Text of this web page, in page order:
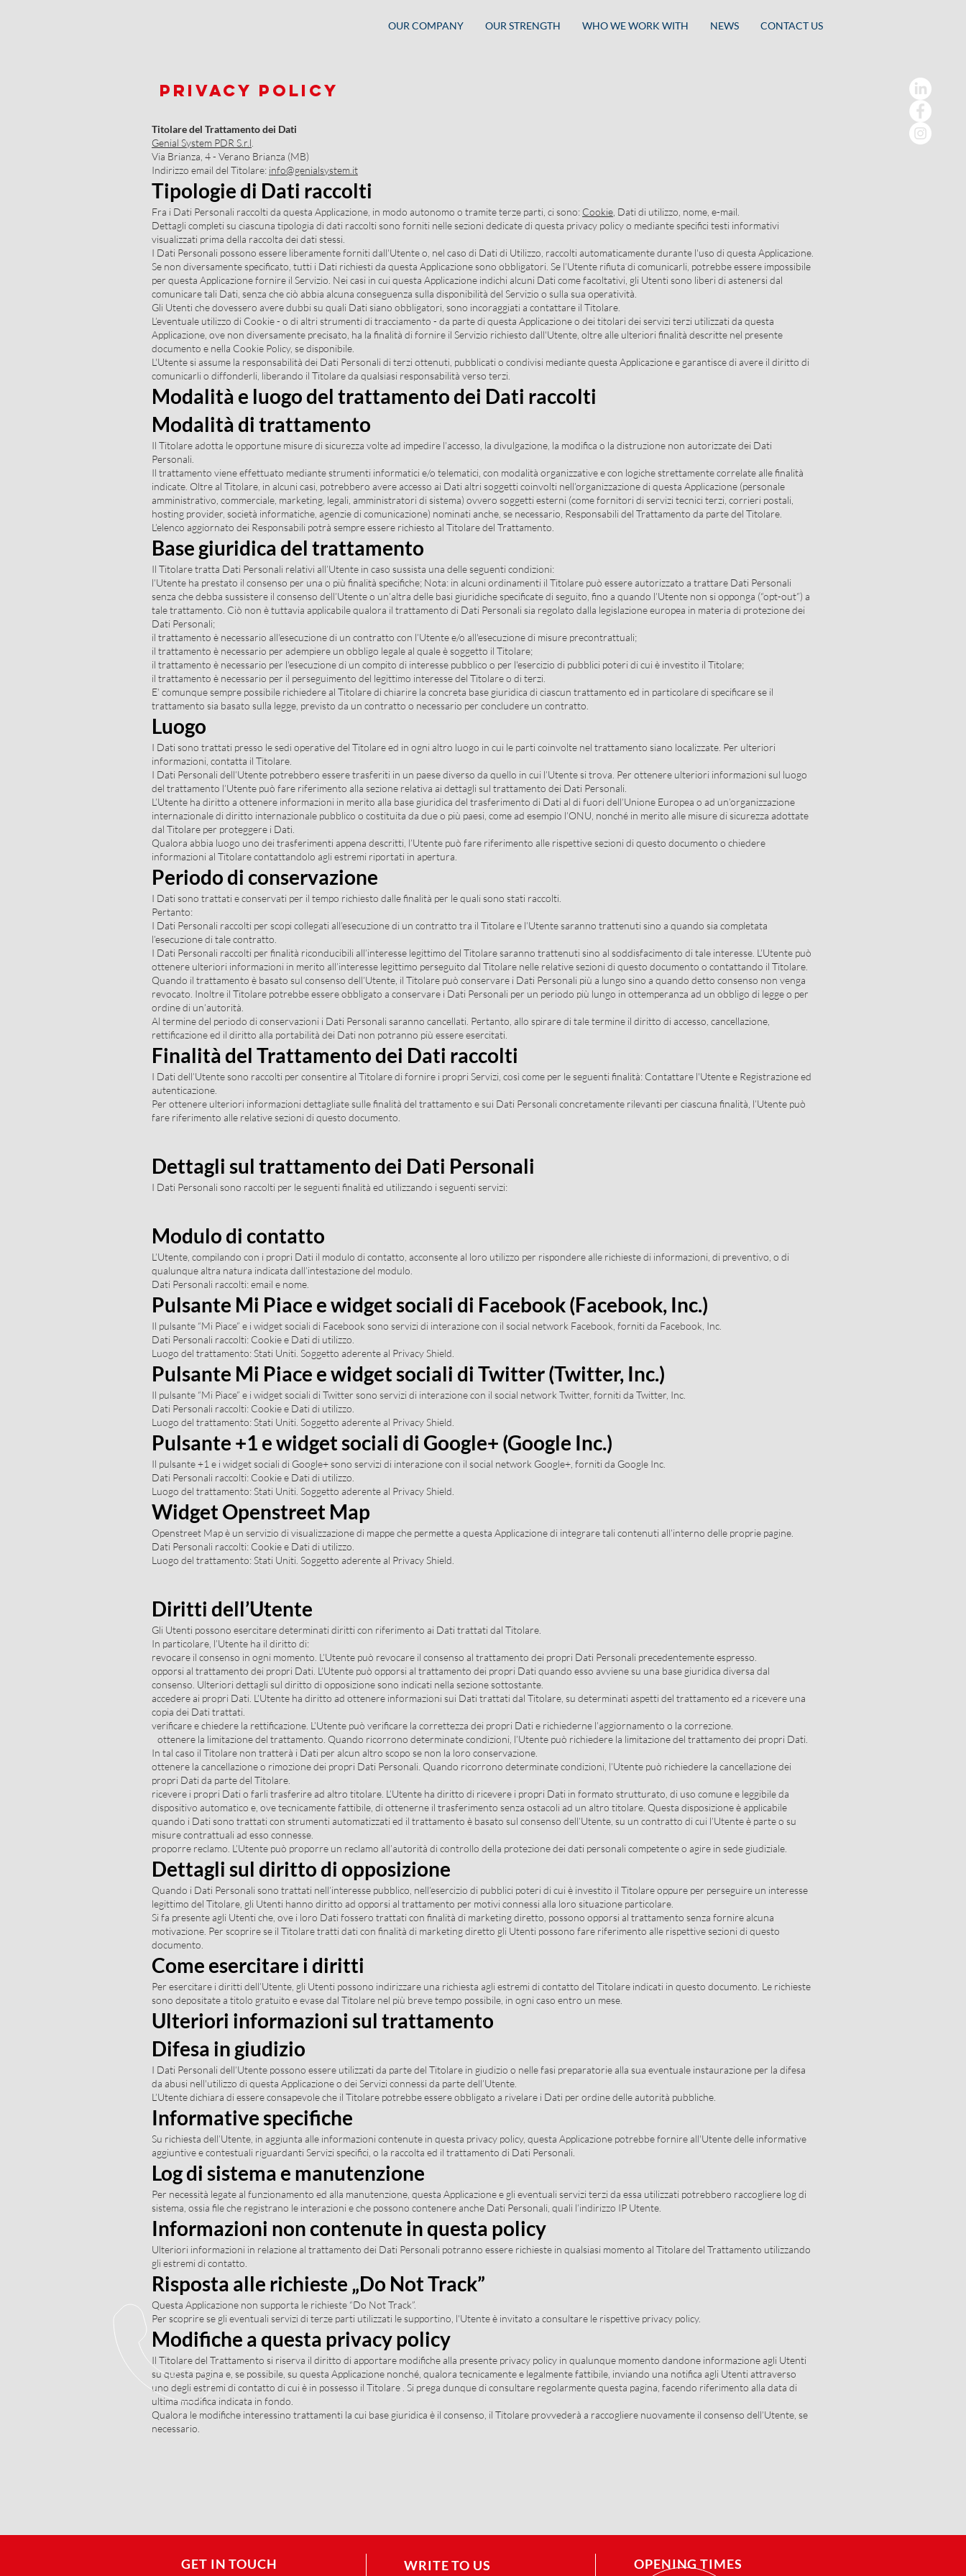
OUR COMPANY OUR STRENGTH WHO WE WORK WITH NEWS CONTACT US
PRIVACY POLICY
Titolare del Trattamento dei Dati
Genial System PDR S.r.l
Via Brianza, 4 - Verano Brianza (MB)
Indirizzo email del Titolare: info@genialsystem.it
Tipologie di Dati raccolti
Fra i Dati Personali raccolti da questa Applicazione, in modo autonomo o tramite terze parti, ci sono: Cookie , Dati di utilizzo, nome, e-mail.
Dettagli completi su ciascuna tipologia di dati raccolti sono forniti nelle sezioni dedicate di questa privacy policy o mediante specifici testi informativi
visualizzati prima della raccolta dei dati stessi.
I Dati Personali possono essere liberamente forniti dall'Utente o, nel caso di Dati di Utilizzo, raccolti automaticamente durante l'uso di questa Applicazione.
Se non diversamente specificato, tutti i Dati richiesti da questa Applicazione sono obbligatori. Se l’Utente rifiuta di comunicarli, potrebbe essere impossibile
per questa Applicazione fornire il Servizio. Nei casi in cui questa Applicazione indichi alcuni Dati come facoltativi, gli Utenti sono liberi di astenersi dal
comunicare tali Dati, senza che ciò abbia alcuna conseguenza sulla disponibilità del Servizio o sulla sua operatività.
Gli Utenti che dovessero avere dubbi su quali Dati siano obbligatori, sono incoraggiati a contattare il Titolare.
L’eventuale utilizzo di Cookie - o di altri strumenti di tracciamento - da parte di questa Applicazione o dei titolari dei servizi terzi utilizzati da questa
Applicazione, ove non diversamente precisato, ha la finalità di fornire il Servizio richiesto dall'Utente, oltre alle ulteriori finalità descritte nel presente
documento e nella Cookie Policy, se disponibile.
L'Utente si assume la responsabilità dei Dati Personali di terzi ottenuti, pubblicati o condivisi mediante questa Applicazione e garantisce di avere il diritto di
comunicarli o diffonderli, liberando il Titolare da qualsiasi responsabilità verso terzi.
Modalità e luogo del trattamento dei Dati raccolti
Modalità di trattamento
Il Titolare adotta le opportune misure di sicurezza volte ad impedire l’accesso, la divulgazione, la modifica o la distruzione non autorizzate dei Dati
Personali.
Il trattamento viene effettuato mediante strumenti informatici e/o telematici, con modalità organizzative e con logiche strettamente correlate alle finalità
indicate. Oltre al Titolare, in alcuni casi, potrebbero avere accesso ai Dati altri soggetti coinvolti nell’organizzazione di questa Applicazione (personale
amministrativo, commerciale, marketing, legali, amministratori di sistema) ovvero soggetti esterni (come fornitori di servizi tecnici terzi, corrieri postali,
hosting provider, società informatiche, agenzie di comunicazione) nominati anche, se necessario, Responsabili del Trattamento da parte del Titolare.
L’elenco aggiornato dei Responsabili potrà sempre essere richiesto al Titolare del Trattamento.
Base giuridica del trattamento
Il Titolare tratta Dati Personali relativi all’Utente in caso sussista una delle seguenti condizioni:
l’Utente ha prestato il consenso per una o più finalità specifiche; Nota: in alcuni ordinamenti il Titolare può essere autorizzato a trattare Dati Personali
senza che debba sussistere il consenso dell’Utente o un’altra delle basi giuridiche specificate di seguito, fino a quando l’Utente non si opponga (“opt-out”) a
tale trattamento. Ciò non è tuttavia applicabile qualora il trattamento di Dati Personali sia regolato dalla legislazione europea in materia di protezione dei
Dati Personali;
il trattamento è necessario all'esecuzione di un contratto con l’Utente e/o all'esecuzione di misure precontrattuali;
il trattamento è necessario per adempiere un obbligo legale al quale è soggetto il Titolare;
il trattamento è necessario per l'esecuzione di un compito di interesse pubblico o per l'esercizio di pubblici poteri di cui è investito il Titolare;
il trattamento è necessario per il perseguimento del legittimo interesse del Titolare o di terzi.
E’ comunque sempre possibile richiedere al Titolare di chiarire la concreta base giuridica di ciascun trattamento ed in particolare di specificare se il
trattamento sia basato sulla legge, previsto da un contratto o necessario per concludere un contratto.
Luogo
I Dati sono trattati presso le sedi operative del Titolare ed in ogni altro luogo in cui le parti coinvolte nel trattamento siano localizzate. Per ulteriori
informazioni, contatta il Titolare.
I Dati Personali dell’Utente potrebbero essere trasferiti in un paese diverso da quello in cui l’Utente si trova. Per ottenere ulteriori informazioni sul luogo
del trattamento l’Utente può fare riferimento alla sezione relativa ai dettagli sul trattamento dei Dati Personali.
L’Utente ha diritto a ottenere informazioni in merito alla base giuridica del trasferimento di Dati al di fuori dell’Unione Europea o ad un’organizzazione
internazionale di diritto internazionale pubblico o costituita da due o più paesi, come ad esempio l’ONU, nonché in merito alle misure di sicurezza adottate
dal Titolare per proteggere i Dati.
Qualora abbia luogo uno dei trasferimenti appena descritti, l’Utente può fare riferimento alle rispettive sezioni di questo documento o chiedere
informazioni al Titolare contattandolo agli estremi riportati in apertura.
Periodo di conservazione
I Dati sono trattati e conservati per il tempo richiesto dalle finalità per le quali sono stati raccolti.
Pertanto:
I Dati Personali raccolti per scopi collegati all’esecuzione di un contratto tra il Titolare e l’Utente saranno trattenuti sino a quando sia completata
l’esecuzione di tale contratto.
I Dati Personali raccolti per finalità riconducibili all’interesse legittimo del Titolare saranno trattenuti sino al soddisfacimento di tale interesse. L’Utente può
ottenere ulteriori informazioni in merito all’interesse legittimo perseguito dal Titolare nelle relative sezioni di questo documento o contattando il Titolare.
Quando il trattamento è basato sul consenso dell’Utente, il Titolare può conservare i Dati Personali più a lungo sino a quando detto consenso non venga
revocato. Inoltre il Titolare potrebbe essere obbligato a conservare i Dati Personali per un periodo più lungo in ottemperanza ad un obbligo di legge o per
ordine di un’autorità.
Al termine del periodo di conservazioni i Dati Personali saranno cancellati. Pertanto, allo spirare di tale termine il diritto di accesso, cancellazione,
rettificazione ed il diritto alla portabilità dei Dati non potranno più essere esercitati.
Finalità del Trattamento dei Dati raccolti
I Dati dell’Utente sono raccolti per consentire al Titolare di fornire i propri Servizi, così come per le seguenti finalità: Contattare l'Utente e Registrazione ed
autenticazione.
Per ottenere ulteriori informazioni dettagliate sulle finalità del trattamento e sui Dati Personali concretamente rilevanti per ciascuna finalità, l’Utente può
fare riferimento alle relative sezioni di questo documento.
Dettagli sul trattamento dei Dati Personali
I Dati Personali sono raccolti per le seguenti finalità ed utilizzando i seguenti servizi:
Modulo di contatto
L’Utente, compilando con i propri Dati il modulo di contatto, acconsente al loro utilizzo per rispondere alle richieste di informazioni, di preventivo, o di
qualunque altra natura indicata dall’intestazione del modulo.
Dati Personali raccolti: email e nome.
Pulsante Mi Piace e widget sociali di Facebook (Facebook, Inc.)
Il pulsante “Mi Piace” e i widget sociali di Facebook sono servizi di interazione con il social network Facebook, forniti da Facebook, Inc.
Dati Personali raccolti: Cookie e Dati di utilizzo.
Luogo del trattamento: Stati Uniti. Soggetto aderente al Privacy Shield.
Pulsante Mi Piace e widget sociali di Twitter (Twitter, Inc.)
Il pulsante “Mi Piace” e i widget sociali di Twitter sono servizi di interazione con il social network Twitter, forniti da Twitter, Inc.
Dati Personali raccolti: Cookie e Dati di utilizzo.
Luogo del trattamento: Stati Uniti. Soggetto aderente al Privacy Shield.
Pulsante +1 e widget sociali di Google+ (Google Inc.)
Il pulsante +1 e i widget sociali di Google+ sono servizi di interazione con il social network Google+, forniti da Google Inc.
Dati Personali raccolti: Cookie e Dati di utilizzo.
Luogo del trattamento: Stati Uniti. Soggetto aderente al Privacy Shield.
Widget Openstreet Map
Openstreet Map è un servizio di visualizzazione di mappe che permette a questa Applicazione di integrare tali contenuti all’interno delle proprie pagine.
Dati Personali raccolti: Cookie e Dati di utilizzo.
Luogo del trattamento: Stati Uniti. Soggetto aderente al Privacy Shield.
Diritti dell’Utente
Gli Utenti possono esercitare determinati diritti con riferimento ai Dati trattati dal Titolare.
In particolare, l’Utente ha il diritto di:
revocare il consenso in ogni momento. L’Utente può revocare il consenso al trattamento dei propri Dati Personali precedentemente espresso.
opporsi al trattamento dei propri Dati. L’Utente può opporsi al trattamento dei propri Dati quando esso avviene su una base giuridica diversa dal
consenso. Ulteriori dettagli sul diritto di opposizione sono indicati nella sezione sottostante.
accedere ai propri Dati. L’Utente ha diritto ad ottenere informazioni sui Dati trattati dal Titolare, su determinati aspetti del trattamento ed a ricevere una
copia dei Dati trattati.
verificare e chiedere la rettificazione. L’Utente può verificare la correttezza dei propri Dati e richiederne l’aggiornamento o la correzione.
ottenere la limitazione del trattamento. Quando ricorrono determinate condizioni, l’Utente può richiedere la limitazione del trattamento dei propri Dati.
In tal caso il Titolare non tratterà i Dati per alcun altro scopo se non la loro conservazione.
ottenere la cancellazione o rimozione dei propri Dati Personali. Quando ricorrono determinate condizioni, l’Utente può richiedere la cancellazione dei
propri Dati da parte del Titolare.
ricevere i propri Dati o farli trasferire ad altro titolare. L’Utente ha diritto di ricevere i propri Dati in formato strutturato, di uso comune e leggibile da
dispositivo automatico e, ove tecnicamente fattibile, di ottenerne il trasferimento senza ostacoli ad un altro titolare. Questa disposizione è applicabile
quando i Dati sono trattati con strumenti automatizzati ed il trattamento è basato sul consenso dell’Utente, su un contratto di cui l’Utente è parte o su
misure contrattuali ad esso connesse.
proporre reclamo. L’Utente può proporre un reclamo all’autorità di controllo della protezione dei dati personali competente o agire in sede giudiziale.
Dettagli sul diritto di opposizione
Quando i Dati Personali sono trattati nell’interesse pubblico, nell’esercizio di pubblici poteri di cui è investito il Titolare oppure per perseguire un interesse
legittimo del Titolare, gli Utenti hanno diritto ad opporsi al trattamento per motivi connessi alla loro situazione particolare.
Si fa presente agli Utenti che, ove i loro Dati fossero trattati con finalità di marketing diretto, possono opporsi al trattamento senza fornire alcuna
motivazione. Per scoprire se il Titolare tratti dati con finalità di marketing diretto gli Utenti possono fare riferimento alle rispettive sezioni di questo
documento.
Come esercitare i diritti
Per esercitare i diritti dell’Utente, gli Utenti possono indirizzare una richiesta agli estremi di contatto del Titolare indicati in questo documento. Le richieste
sono depositate a titolo gratuito e evase dal Titolare nel più breve tempo possibile, in ogni caso entro un mese.
Ulteriori informazioni sul trattamento
Difesa in giudizio
I Dati Personali dell’Utente possono essere utilizzati da parte del Titolare in giudizio o nelle fasi preparatorie alla sua eventuale instaurazione per la difesa
da abusi nell'utilizzo di questa Applicazione o dei Servizi connessi da parte dell’Utente.
L’Utente dichiara di essere consapevole che il Titolare potrebbe essere obbligato a rivelare i Dati per ordine delle autorità pubbliche.
Informative specifiche
Su richiesta dell’Utente, in aggiunta alle informazioni contenute in questa privacy policy, questa Applicazione potrebbe fornire all'Utente delle informative
aggiuntive e contestuali riguardanti Servizi specifici, o la raccolta ed il trattamento di Dati Personali.
Log di sistema e manutenzione
Per necessità legate al funzionamento ed alla manutenzione, questa Applicazione e gli eventuali servizi terzi da essa utilizzati potrebbero raccogliere log di
sistema, ossia file che registrano le interazioni e che possono contenere anche Dati Personali, quali l’indirizzo IP Utente.
Informazioni non contenute in questa policy
Ulteriori informazioni in relazione al trattamento dei Dati Personali potranno essere richieste in qualsiasi momento al Titolare del Trattamento utilizzando
gli estremi di contatto.
Risposta alle richieste „Do Not Track”
Questa Applicazione non supporta le richieste “Do Not Track”.
Per scoprire se gli eventuali servizi di terze parti utilizzati le supportino, l'Utente è invitato a consultare le rispettive privacy policy.
Modifiche a questa privacy policy
Il Titolare del Trattamento si riserva il diritto di apportare modifiche alla presente privacy policy in qualunque momento dandone informazione agli Utenti
su questa pagina e, se possibile, su questa Applicazione nonché, qualora tecnicamente e legalmente fattibile, inviando una notifica agli Utenti attraverso
uno degli estremi di contatto di cui è in possesso il Titolare . Si prega dunque di consultare regolarmente questa pagina, facendo riferimento alla data di
ultima modifica indicata in fondo.
Qualora le modifiche interessino trattamenti la cui base giuridica è il consenso, il Titolare provvederà a raccogliere nuovamente il consenso dell’Utente, se
necessario.
GET IN TOUCH WRITE TO US OPENING TIMES